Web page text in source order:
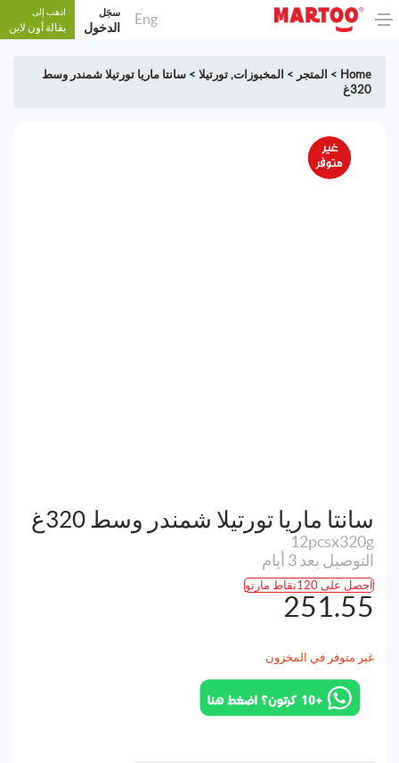
Eng سجَل
الدخول
اذهب إلى
بقالة أون لاين
Home
> المتجر > المخبوزات, تورتيلا > سانتا ماريا تورتيلا شمندر وسط
320غ
سانتا ماريا تورتيلا شمندر وسط 320غ
12pcsx320g
التوصيل بعد 3 أيام
احصل على 120نقاط مارتو
251.55
غير متوفر في المخزون